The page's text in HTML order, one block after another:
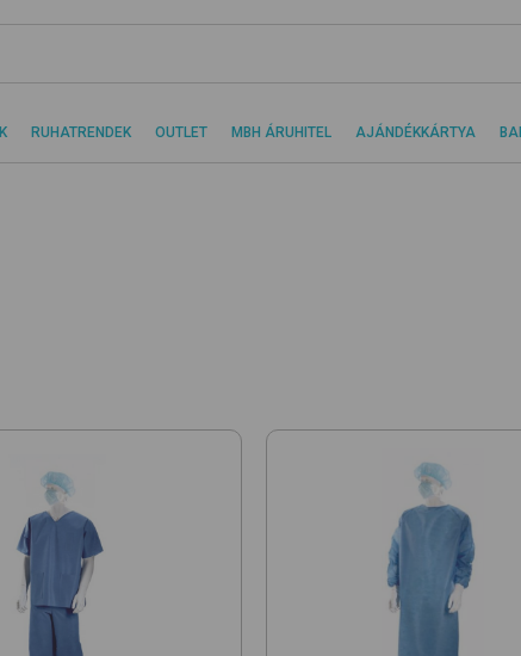
RUHATRENDEK OUTLET MBH ÁRUHITEL AJÁNDÉKKÁRTYA